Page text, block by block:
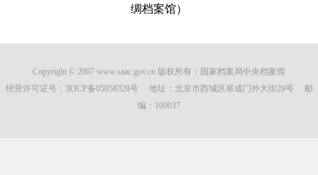
绸档案馆）
Copyright © 2007 www.saac.gov.cn 版权所有：国家档案局中央档案馆
经营许可证号： 京ICP备05058328号地址：北京市西城区阜成门外大街29号 邮
编：100037